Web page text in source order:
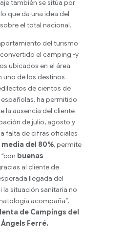
también se sitúa por
que da una idea del
el total nacional.
del turismo
el camping -y
ubicados en el área
uno de los destinos
de cientos de
ha permitido
la ausencia del cliente
de julio, agosto y
falta de cifras oficiales
media del 80%, permite
buenas
al cliente de
llegada del
la situación sanitaria no
acompaña”,
de Campings del
Ferré.